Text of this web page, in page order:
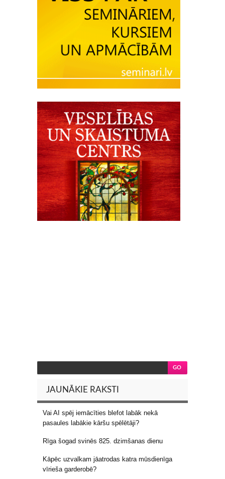
JAUNĀKIE RAKSTI
Vai AI spēj iemācīties blefot labāk nekā
pasaules labākie kāršu spēlētāji?
Rīga šogad svinēs 825. dzimšanas dienu
Kāpēc uzvalkam jāatrodas katra mūsdienīga
vīrieša garderobē?